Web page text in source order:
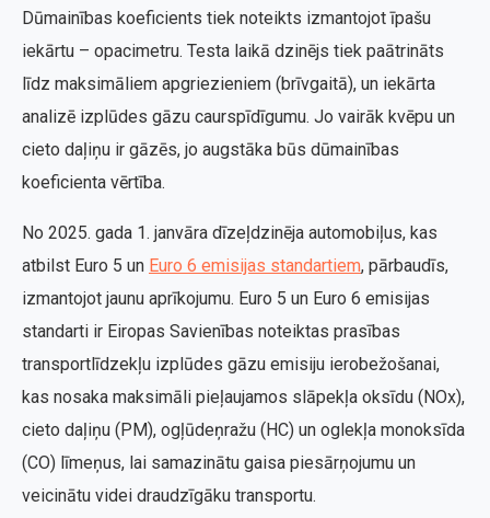
Dūmainības koeficients tiek noteikts izmantojot īpašu
iekārtu – opacimetru. Testa laikā dzinējs tiek paātrināts
līdz maksimāliem apgriezieniem (brīvgaitā), un iekārta
analizē izplūdes gāzu caurspīdīgumu. Jo vairāk kvēpu un
cieto daļiņu ir gāzēs, jo augstāka būs dūmainības
koeficienta vērtība.
No 2025. gada 1. janvāra dīzeļdzinēja automobiļus, kas
atbilst Euro 5 un Euro 6 emisijas standartiem, pārbaudīs,
izmantojot jaunu aprīkojumu. Euro 5 un Euro 6 emisijas
standarti ir Eiropas Savienības noteiktas prasības
transportlīdzekļu izplūdes gāzu emisiju ierobežošanai,
kas nosaka maksimāli pieļaujamos slāpekļa oksīdu (NOx),
cieto daļiņu (PM), ogļūdeņražu (HC) un oglekļa monoksīda
(CO) līmeņus, lai samazinātu gaisa piesārņojumu un
veicinātu videi draudzīgāku transportu.